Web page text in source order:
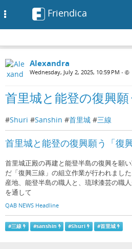
Friendica
Alexandra
Wednesday, July 2, 2025, 10:59 PM •
首里城と能登の復興願
#Shuri #Sanshin #首里城 #三線
首里城と能登の復興願う「復
首里城正殿の再建と能登半島の復興を願
だ「復興三線」の組立作業が行われまし
産地、能登半島の職人と、琉球漆芸の職
を通して
QAB NEWS Headline
#三線 #sanshin #Shuri #首里城